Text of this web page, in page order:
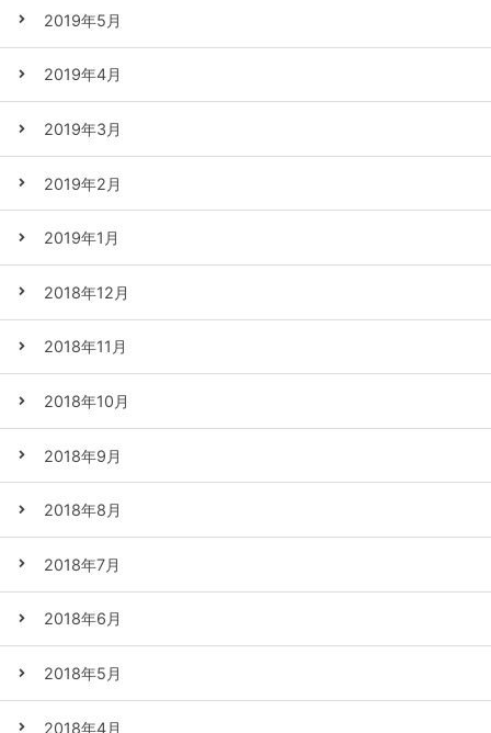
2019年5月
2019年4月
2019年3月
2019年2月
2019年1月
2018年12月
2018年11月
2018年10月
2018年9月
2018年8月
2018年7月
2018年6月
2018年5月
2018年4月